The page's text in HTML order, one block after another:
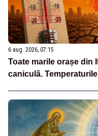
6 aug. 2026, 07:15
Toate marile orașe din
caniculă.